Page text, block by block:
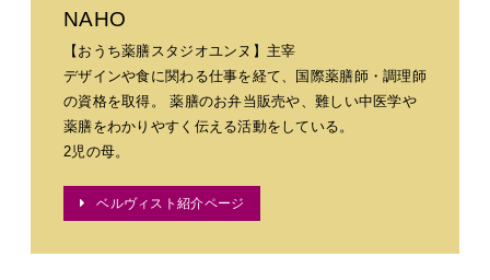
NAHO
【おうち薬膳スタジオユンヌ】主宰
デザインや食に関わる仕事を経て、国際薬膳師・調理師
の資格を取得。 薬膳のお弁当販売や、難しい中医学や
薬膳をわかりやすく伝える活動をしている。
2児の母。
ベルヴィスト紹介ページ